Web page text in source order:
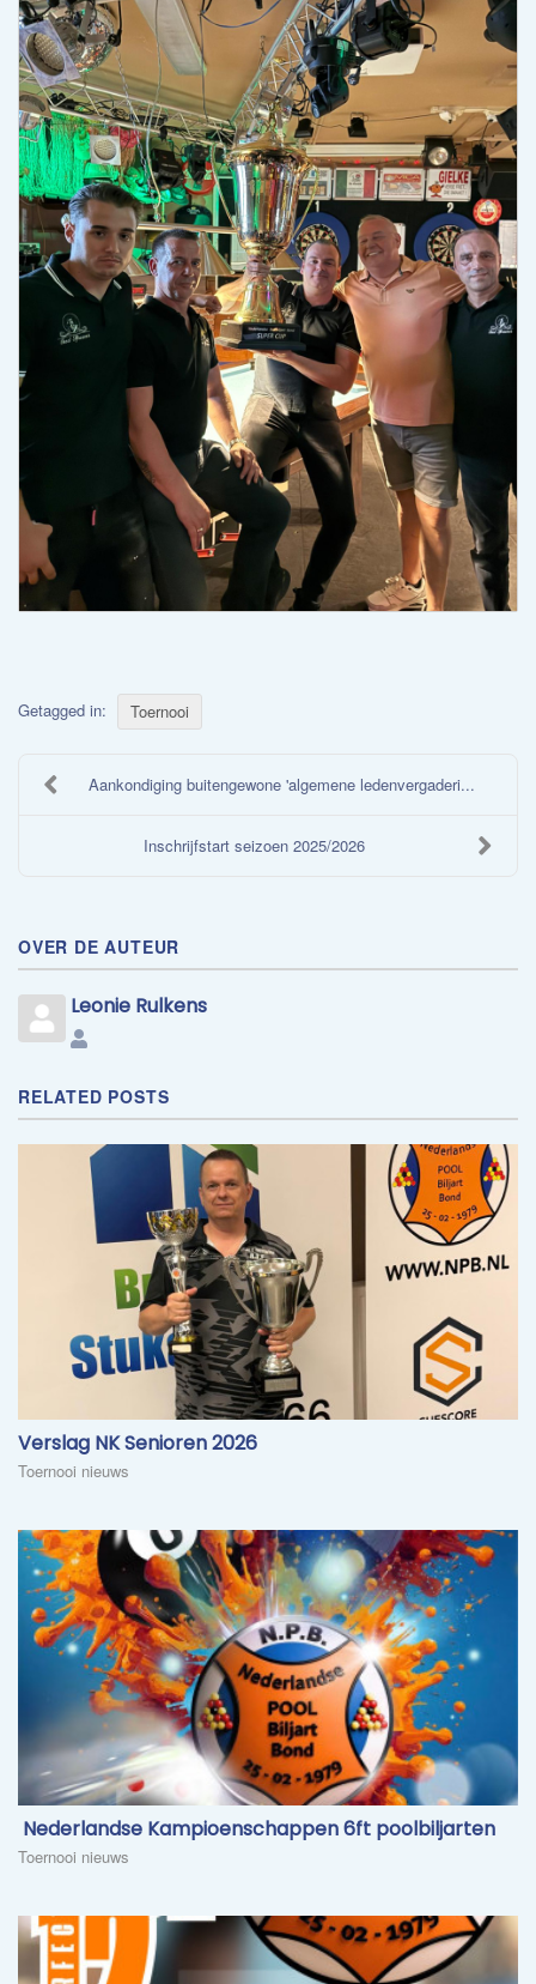
Getagged in: Toernooi
Aankondiging buitengewone 'algemene ledenvergaderi...
Inschrijfstart seizoen 2025/2026
OVER DE AUTEUR
Leonie Rulkens
Leonie
RELATED POSTS
​Verslag NK Senioren 2026
Toernooi nieuws
​ Nederlandse Kampioenschappen 6ft poolbiljarten
Toernooi nieuws